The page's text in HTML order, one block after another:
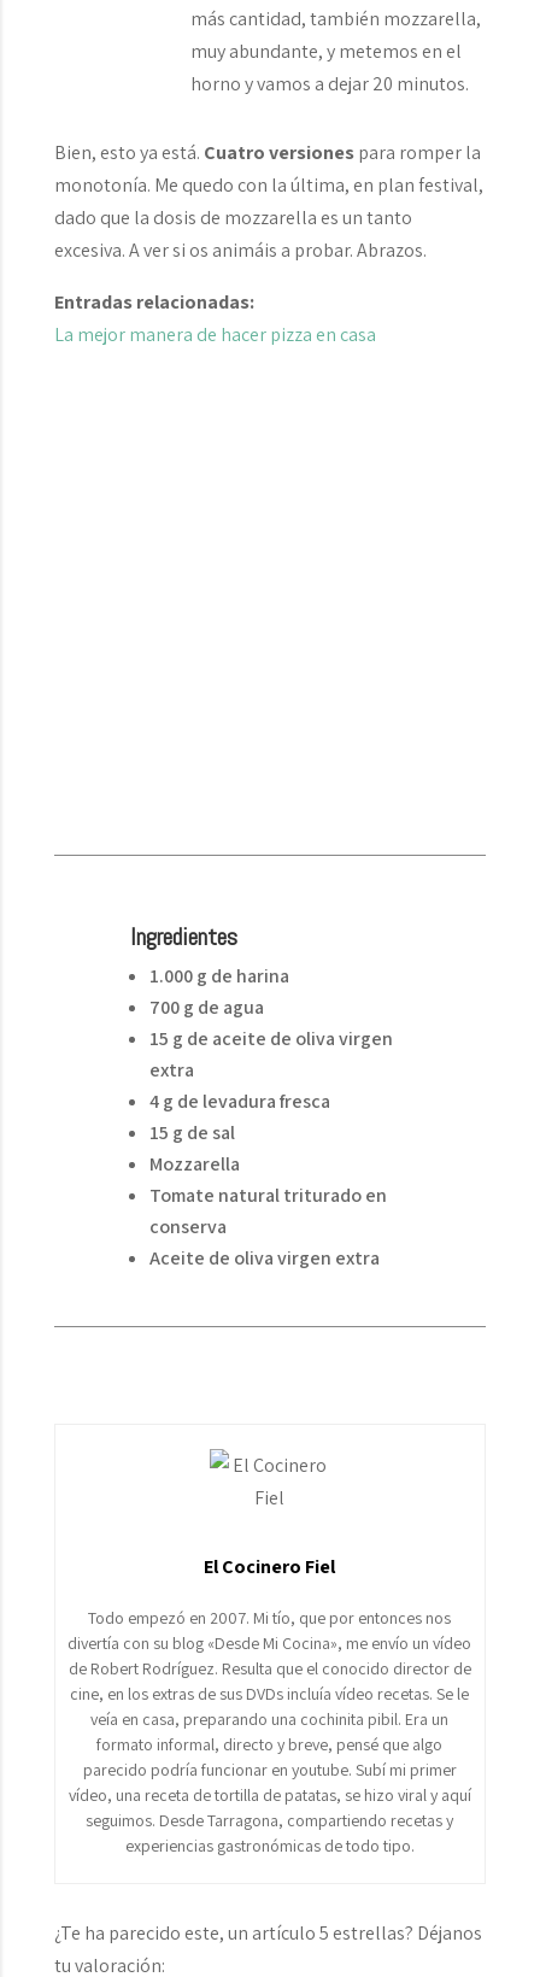
más cantidad, también mozzarella,
muy abundante, y metemos en el
horno y vamos a dejar 20 minutos.
Bien, esto ya está. Cuatro versionespara romper la
monotonía. Me quedo con la última, en plan festival,
dado que la dosis de mozzarella es un tanto
excesiva. A ver si os animáis a probar. Abrazos.
Entradas relacionadas:
La mejor manera de hacer pizza en casa
Ingredientes
1.000 g de harina
700 g de agua
15 g de aceite de oliva virgen
extra
4 g de levadura fresca
15 g de sal
Mozzarella
Tomate natural triturado en
conserva
Aceite de oliva virgen extra
El Cocinero Fiel
Todo empezó en 2007. Mi tío, que por entonces nos
divertía con su blog «Desde Mi Cocina», me envío un vídeo
de Robert Rodríguez. Resulta que el conocido director de
cine, en los extras de sus DVDs incluía vídeo recetas. Se le
veía en casa, preparando una cochinita pibil. Era un
formato informal, directo y breve, pensé que algo
parecido podría funcionar en youtube. Subí mi primer
vídeo, una receta de tortilla de patatas, se hizo viral y aquí
seguimos. Desde Tarragona, compartiendo recetas y
experiencias gastronómicas de todo tipo.
¿Te ha parecido este, un artículo 5 estrellas? Déjanos
tu valoración: